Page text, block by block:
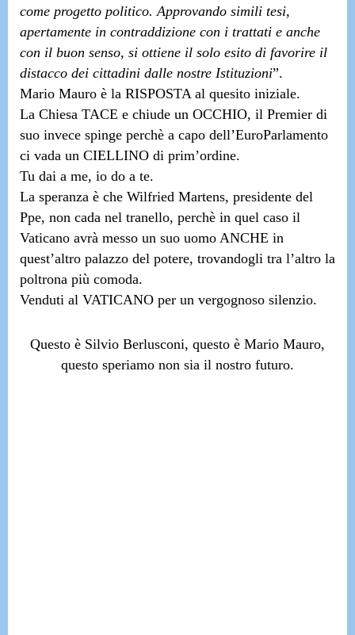
come progetto politico. Approvando simili tesi,
apertamente in contraddizione con i trattati e anche
con il buon senso, si ottiene il solo esito di favorire il
distacco dei cittadini dalle nostre Istituzioni”.
Mario Mauro è la RISPOSTA al quesito iniziale.
La Chiesa TACE e chiude un OCCHIO, il Premier di
suo invece spinge perchè a capo dell’EuroParlamento
ci vada un CIELLINO di prim’ordine.
Tu dai a me, io do a te.
La speranza è che Wilfried Martens, presidente del
Ppe, non cada nel tranello, perchè in quel caso il
Vaticano avrà messo un suo uomo ANCHE in
quest’altro palazzo del potere, trovandogli tra l’altro la
poltrona più comoda.
Venduti al VATICANO per un vergognoso silenzio.
Questo è Silvio Berlusconi, questo è Mario Mauro,
questo speriamo non sia il nostro futuro.